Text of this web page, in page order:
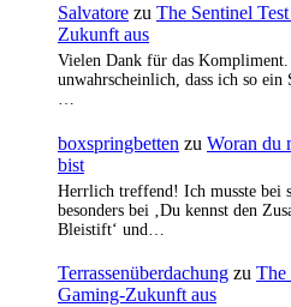
Salvatore zu The Sentinel
Zukunft aus
Vielen Dank für das Kompliment.
unwahrscheinlich, dass ich so
boxspringbetten zu Woran du
bist
Herrlich treffend! Ich musste bei
besonders bei ‚Du kennst den
Bleistift‘ und…
Terrassenüberdachung zu The
Gaming-Zukunft aus